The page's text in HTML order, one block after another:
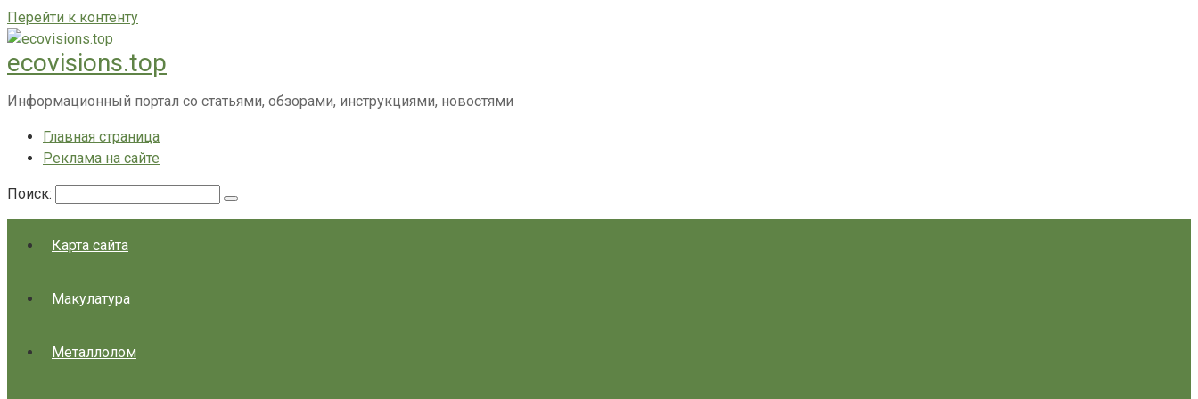
Перейти к контенту
ecovisions.top
Информационный портал со статьями, обзорами, инструкциями, новостями
Главная страница
Реклама на сайте
Поиск:
Карта сайта
Макулатура
Металлолом